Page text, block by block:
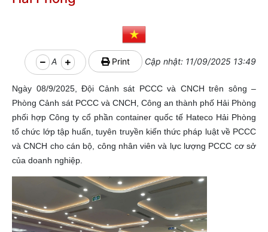
A Print Cập nhật: 11/09/2025 13:49
Ngày 08/9/2025, Đội Cảnh sát PCCC và CNCH trên sông –
Phòng Cảnh sát PCCC và CNCH, Công an thành phố Hải Phòng
phối hợp Công ty cổ phần container quốc tế Hateco Hải Phòng
tổ chức lớp tập huấn, tuyên truyền kiến thức pháp luật về PCCC
và CNCH cho cán bộ, công nhân viên và lực lượng PCCC cơ sở
của doanh nghiệp.